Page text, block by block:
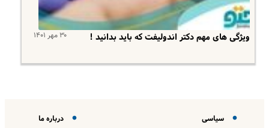
۳۰ مهر ۱۴۰۱ ویژگی های مهم دکتر اندولیفت که باید بدانید !
سیاسی
درباره ما